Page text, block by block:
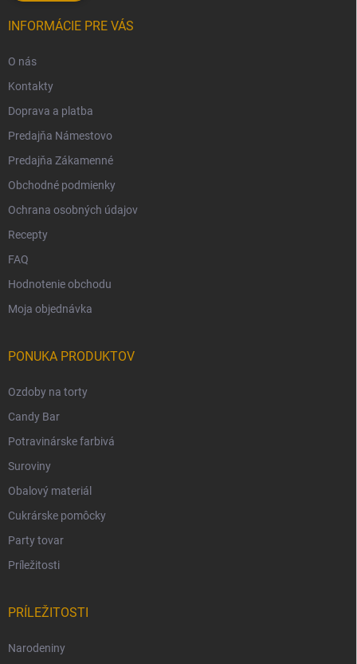
INFORMÁCIE PRE VÁS
O nás
Kontakty
Doprava a platba
Predajňa Námestovo
Predajňa Zákamenné
Obchodné podmienky
Ochrana osobných údajov
Recepty
FAQ
Hodnotenie obchodu
Moja objednávka
PONUKA PRODUKTOV
Ozdoby na torty
Candy Bar
Potravinárske farbivá
Suroviny
Obalový materiál
Cukrárske pomôcky
Party tovar
Príležitosti
PRÍLEŽITOSTI
Narodeniny